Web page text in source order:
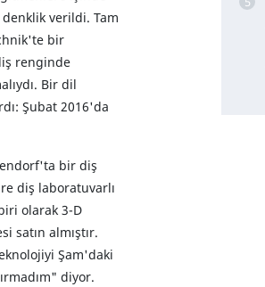
verildi. Tam
bir
renginde
Bir dil
Şubat 2016'da
bir diş
diş laboratuvarlı
olarak 3-D
satın almıştır.
Şam'daki
diyor.